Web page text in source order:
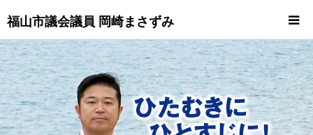
福山市議会議員 岡崎まさずみ
HOME
重要情報